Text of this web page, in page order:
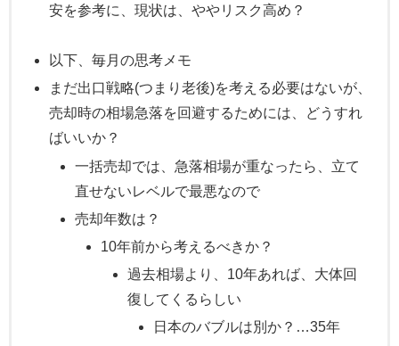
安を参考に、現状は、ややリスク高め？
以下、毎月の思考メモ
まだ出口戦略(つまり老後)を考える必要はないが、
売却時の相場急落を回避するためには、どうすれ
ばいいか？
一括売却では、急落相場が重なったら、立て
直せないレベルで最悪なので
売却年数は？
10年前から考えるべきか？
過去相場より、10年あれば、大体回
復してくるらしい
日本のバブルは別か？…35年